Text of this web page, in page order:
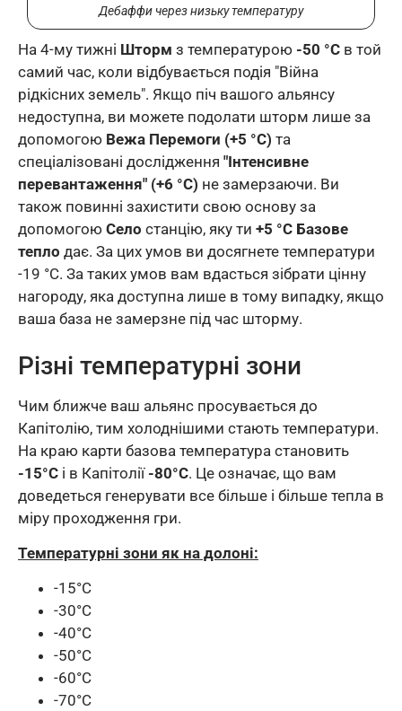
Дебаффи через низьку температуру
На 4-му тижні Шторм з температурою -50 °C в той
самий час, коли відбувається подія "Війна
рідкісних земель". Якщо піч вашого альянсу
недоступна, ви можете подолати шторм лише за
допомогою Вежа Перемоги (+5 °C) та
спеціалізовані дослідження "Інтенсивне
перевантаження" (+6 °C) не замерзаючи. Ви
також повинні захистити свою основу за
допомогою Село станцію, яку ти +5 °C Базове
тепло дає. За цих умов ви досягнете температури
-19 °C. За таких умов вам вдасться зібрати цінну
нагороду, яка доступна лише в тому випадку, якщо
ваша база не замерзне під час шторму.
Різні температурні зони
Чим ближче ваш альянс просувається до
Капітолію, тим холоднішими стають температури.
На краю карти базова температура становить
-15°C і в Капітолії -80°C. Це означає, що вам
доведеться генерувати все більше і більше тепла в
міру проходження гри.
Температурні зони як на долоні:
-15°C
-30°C
-40°C
-50°C
-60°C
-70°C